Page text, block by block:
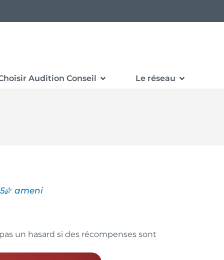
Audition Conseil Le réseau
ameni
un hasard si des récompenses sont